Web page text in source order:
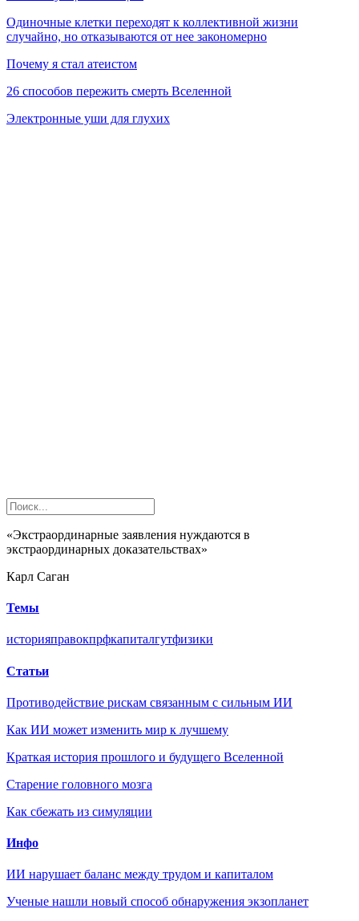
Одиночные клетки переходят к коллективной жизни
случайно, но отказываются от нее закономерно
Почему я стал атеистом
26 способов пережить смерть Вселенной
Электронные уши для глухих
«Экстраординарные заявления нуждаются в
экстраординарных доказательствах»
Карл Саган
Темы
историяправокпрфкапиталгутфизики
Статьи
Противодействие рискам связанным с сильным ИИ
Как ИИ может изменить мир к лучшему
Краткая история прошлого и будущего Вселенной
Старение головного мозга
Как сбежать из симуляции
Инфо
ИИ нарушает баланс между трудом и капиталом
Ученые нашли новый способ обнаружения экзопланет